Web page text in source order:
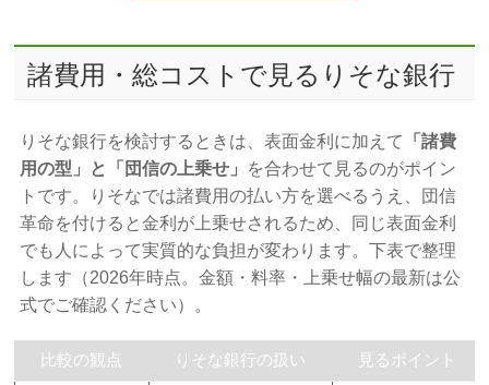
諸費用・総コストで見るりそな銀行
りそな銀行を検討するときは、表面金利に加えて
「諸費
用の型」と「団信の上乗せ」 を合わせて見るのがポイン
トです。りそなでは諸費用の払い方を選べるうえ、団信
革命を付けると金利が上乗せされるため、同じ表面金利
でも人によって実質的な負担が変わります。下表で整理
します（2026年時点。金額・料率・上乗せ幅の最新は公
式でご確認ください）。
比較の観点 りそな銀行の扱い 見るポイント